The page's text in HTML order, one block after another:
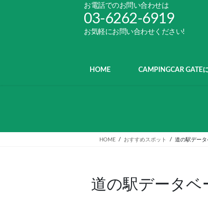
お電話でのお問い合わせは
03-6262-6919
お気軽にお問い合わせください!
HOME CAMPINGCAR GATE
HOME おすすめスポット 道の駅データ
道の駅データベ